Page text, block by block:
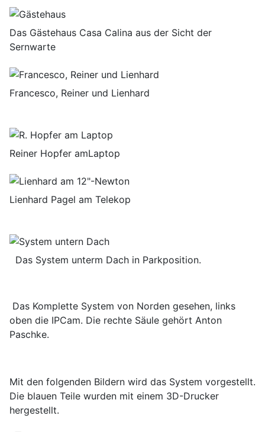
Das Gästehaus Casa Calina aus der Sicht der
Sernwarte
Francesco, Reiner und Lienhard
Reiner Hopfer amLaptop
Lienhard Pagel am Telekop
Das System unterm Dach in Parkposition.
Das Komplette System von Norden gesehen, links
oben die IPCam. Die rechte Säule gehört Anton
Paschke.
Mit den folgenden Bildern wird das System vorgestellt.
Die blauen Teile wurden mit einem 3D-Drucker
hergestellt.